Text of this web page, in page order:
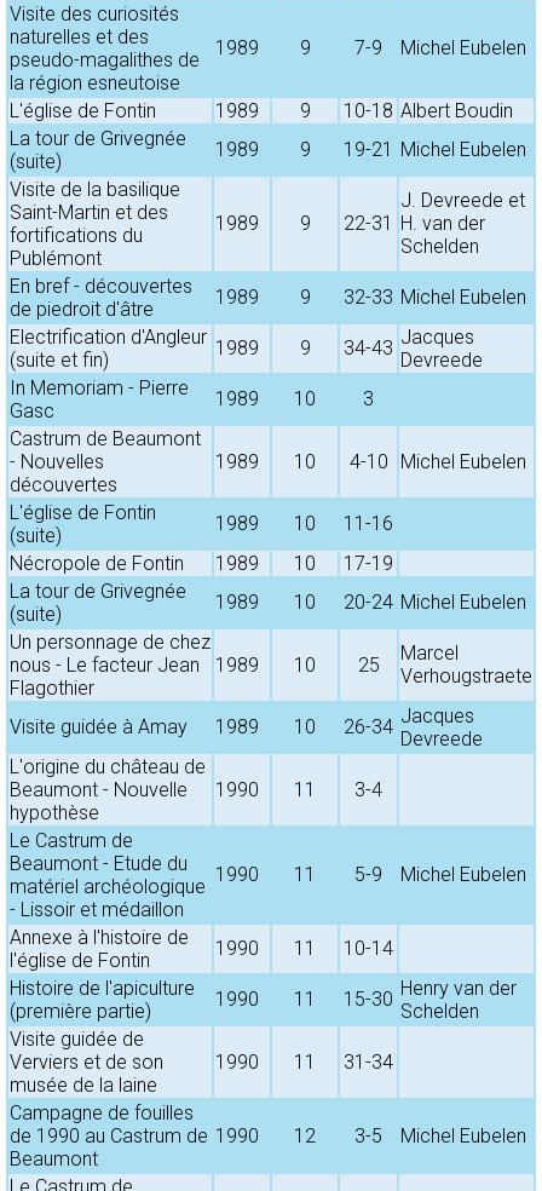
Visite des curiosités
naturelles et des
pseudo-magalithes de
la région esneutoise
1989 9 7-9 Michel Eubelen
L'église de Fontin 1989 9 10-18 Albert Boudin
La tour de Grivegnée
(suite)
1989 9 19-21 Michel Eubelen
Visite de la basilique
Saint-Martin et des
fortifications du
Publémont
1989 9 22-31
J. Devreede et
H. van der
Schelden
En bref - découvertes
de piedroit d'âtre
1989 9 32-33 Michel Eubelen
Electrification d'Angleur
(suite et fin)
1989 9 34-43 Jacques
Devreede
In Memoriam - Pierre
Gasc
1989 10
3
Castrum de Beaumont
- Nouvelles
découvertes
1989 10 4-10 Michel Eubelen
L'église de Fontin
(suite)
1989 10
11-16
Nécropole de Fontin
1989 10
17-19
La tour de Grivegnée
(suite)
1989 10 20-24 Michel Eubelen
Un personnage de chez
nous - Le facteur Jean
Flagothier
1989 10 25
Marcel
Verhougstraete
Visite guidée à Amay 1989 10 26-34 Jacques
Devreede
L'origine du château de
Beaumont - Nouvelle
hypothèse
1990 11 3-4
Le Castrum de
Beaumont - Etude du
matériel archéologique
- Lissoir et médaillon
1990 11 5-9 Michel Eubelen
Annexe à l'histoire de
l'église de Fontin
1990 11
10-14
Histoire de l'apiculture
(première partie)
1990 11 15-30 Henry van der
Schelden
Visite guidée de
Verviers et de son
musée de la laine
1990 11 31-34
Campagne de fouilles
de 1990 au Castrum de
Beaumont
1990 12 3-5 Michel Eubelen